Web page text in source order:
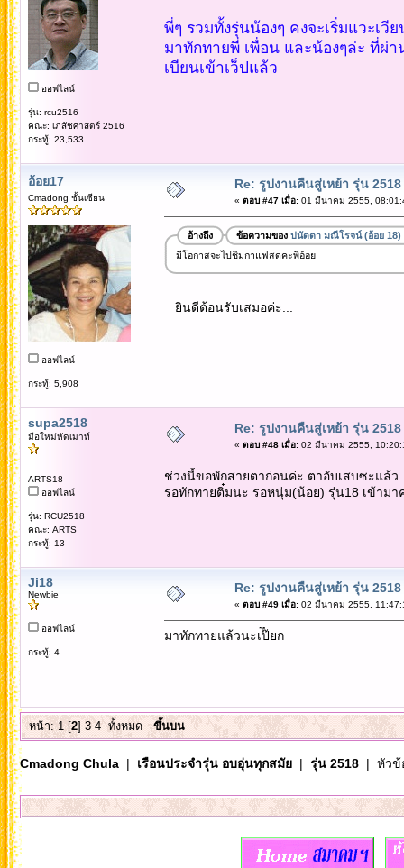
ออฟไลน์
รุ่น: rcu2516
คณะ: เภสัชศาสตร์ 2516
กระทู้: 23,533
พี่ๆ รวมทั้งรุ่นน้องๆ คงจะเริ่มแวะเวี
มาทักทายพี่ เพื่อน และน้องๆล่ะ ที่ผ่
เบียนเข้าเว็ปแล้ว
อ้อย17
Cmadong ชั้นเซียน
ออฟไลน์
กระทู้: 5,908
Re: รูปงานคืนสู่เหย้า รุ่น 2518
« ตอบ #47 เมื่อ:01 มีนาคม 2555,
อ้างถึง ข้อความของ ปนัดดา มณีโรจน์ (อ้อย 18)
มีโอกาสจะไปชิมกาแฟสดคะพี่อ้อย
ยินดีต้อนรับเสมอค่ะ...
supa2518
มือใหม่หัดเมาท์
ARTS18
ออฟไลน์
รุ่น: RCU2518
คณะ: ARTS
กระทู้: 13
Re: รูปงานคืนสู่เหย้า รุ่น 2518
« ตอบ #48 เมื่อ:02 มีนาคม 2555,
ช่วงนี้ขอพักสายตาก่อนค่ะ ตาอับเสบซะแล้ว
รอทักทายติ๋มนะ รอหนุ่ม(น้อย) รุ่น18 เข้ามา
Ji18
Newbie
ออฟไลน์
กระทู้: 4
Re: รูปงานคืนสู่เหย้า รุ่น 2518
« ตอบ #49 เมื่อ:02 มีนาคม 2555,
มาทักทายแล้วนะเป๊ียก
หน้า:1[2] 3 4 ทั้งหมด ขึ้นบน
Cmadong Chula| เรือนประจำรุ่น อบอุ่นทุกสมัย| รุ่น 2518| หัวข้